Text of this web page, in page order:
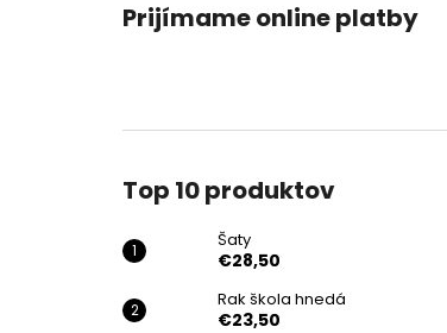
Prijímame online platby
Top 10 produktov
Šaty
€28,50
Rak škola hnedá
€23,50